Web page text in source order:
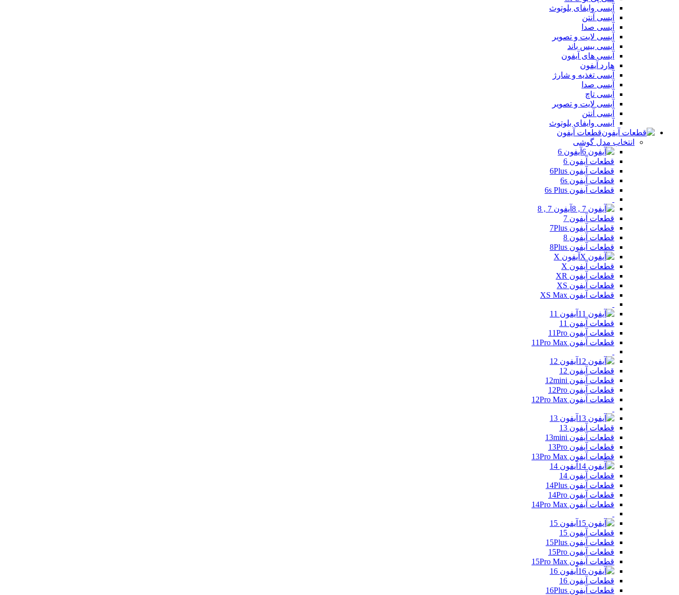
آیسی وایفای بلوتوث
آیسی آنتن
آیسی صدا
آیسی لایت و تصویر
آیسی بیس باند
آیسی های آیفون
هارد آیفون
آیسی تغذیه و شارژ
آیسی صدا
آیسی تاچ
آیسی لایت و تصویر
آیسی آنتن
آیسی وایفای بلوتوث
قطعات آیفون
انتخاب مدل گوشی
آیفون 6
قطعات آیفون 6
قطعات آیفون 6Plus
قطعات آیفون 6s
قطعات آیفون 6s Plus
آیفون 7 , 8
قطعات آیفون 7
قطعات آیفون 7Plus
قطعات آیفون 8
قطعات آیفون 8Plus
آیفون X
قطعات آیفون X
قطعات آیفون XR
قطعات آیفون XS
قطعات آیفون XS Max
آیفون 11
قطعات آیفون 11
قطعات آیفون 11Pro
قطعات آیفون 11Pro Max
آیفون 12
قطعات آیفون 12
قطعات آیفون 12mini
قطعات آیفون 12Pro
قطعات آیفون 12Pro Max
آیفون 13
قطعات آیفون 13
قطعات آیفون 13mini
قطعات آیفون 13Pro
قطعات آیفون 13Pro Max
آیفون 14
قطعات آیفون 14
قطعات آیفون 14Plus
قطعات آیفون 14Pro
قطعات آیفون 14Pro Max
آیفون 15
قطعات آیفون 15
قطعات آیفون 15Plus
قطعات آیفون 15Pro
قطعات آیفون 15Pro Max
آیفون 16
قطعات آیفون 16
قطعات آیفون 16Plus